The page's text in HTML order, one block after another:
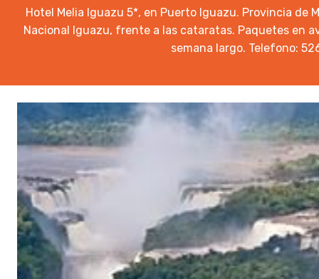
Hotel Melia Iguazu 5*, en Puerto Iguazu. Provincia de
Nacional Iguazu, frente a las cataratas. Paquetes en
semana largo. Telefono: